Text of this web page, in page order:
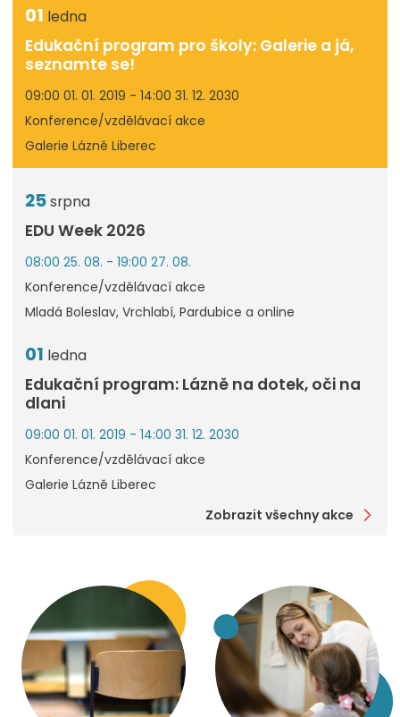
01 ledna
Edukační program pro školy: Galerie a já,
seznamte se!
09:00 01. 01. 2019 - 14:00 31. 12. 2030
Konference/vzdělávací akce
Galerie Lázně Liberec
25srpna
EDU Week 2026
08:00 25. 08. - 19:00 27. 08.
Konference/vzdělávací akce
Mladá Boleslav, Vrchlabí, Pardubice a online
01 ledna
Edukační program: Lázně na dotek, oči na
dlani
09:00 01. 01. 2019 - 14:00 31. 12. 2030
Konference/vzdělávací akce
Galerie Lázně Liberec
Zobrazit všechny akce